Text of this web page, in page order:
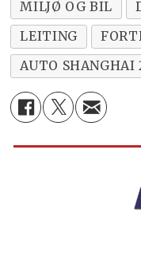
MILJØ OG BIL
LEITING
AUTO SHANGHAI